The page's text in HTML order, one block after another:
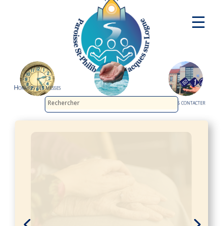
Horaires des messes
Nous contacter